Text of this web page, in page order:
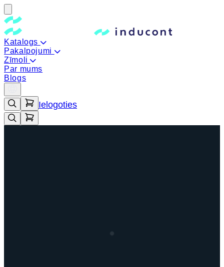
Katalogs
Pakalpojumi
Zīmoli
Par mums
Blogs
Ielogoties